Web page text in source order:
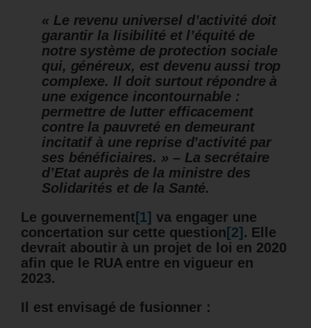
« Le revenu universel d’activité doit
garantir la lisibilité et l’équité de
notre système de protection sociale
qui, généreux, est devenu aussi trop
complexe. Il doit surtout répondre à
une exigence incontournable :
permettre de lutter efficacement
contre la pauvreté en demeurant
incitatif à une reprise d’activité par
ses bénéficiaires. » – La secrétaire
d’Etat auprès de la ministre des
Solidarités et de la Santé.
Le gouvernement [1] va engager une
concertation sur cette question [2] . Elle
devrait aboutir à un projet de loi en 2020
afin que le RUA entre en vigueur en
2023.
Il est envisagé de fusionner :